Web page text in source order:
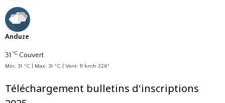
Anduze
31 °C Couvert
Min: 31 °C | Max: 31 °C | Vent: 11 kmh 226°
Téléchargement bulletins d'inscriptions